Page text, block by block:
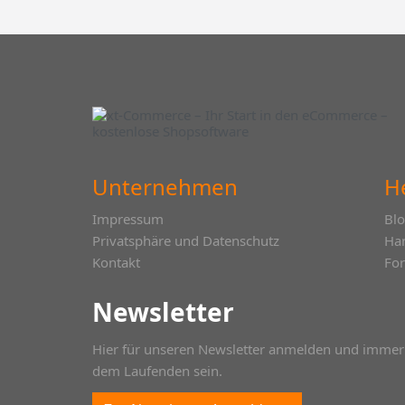
Unternehmen
Impressum
Privatsphäre und Datenschutz
Kontakt
Newsletter
Hier für unseren Newsletter anmelden und
dem Laufenden sein.